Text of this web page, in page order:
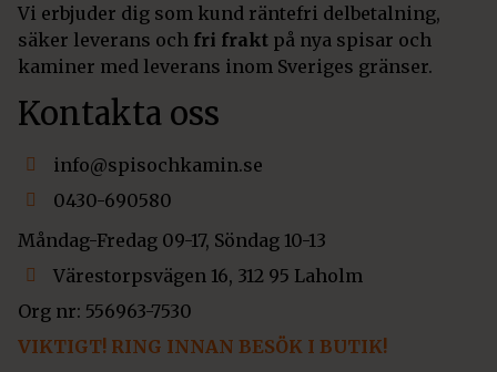
Vi erbjuder dig som kund räntefri delbetalning,
säker leverans och fri frakt på nya spisar och
kaminer med leverans inom Sveriges gränser.
Kontakta oss
info@spisochkamin.se
0430-690580
Måndag-Fredag 09-17, Söndag 10-13
Värestorpsvägen 16, 312 95 Laholm
Org nr: 556963-7530
VIKTIGT! RING INNAN BESÖK I BUTIK!